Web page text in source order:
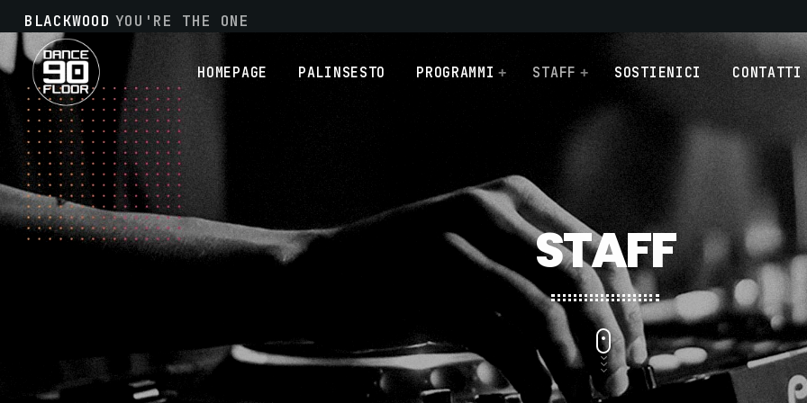
BLACKWOOD YOU'RE THE ONE
HOMEPAGE PALINSESTO PROGRAMMI STAFF SOSTIENICI CONTATTI
STAFF